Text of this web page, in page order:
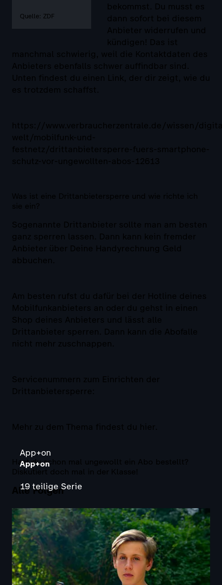
Quelle: ZDF
bekommst. Du musst es
dann sofort bei diesem
Anbieter widerrufen und
kündigen! Das ist
manchmal schwierig, weil die Kontaktdaten des
Anbieters ebenfalls schwer auffindbar sind.
Unten findest du einen Link, der dir zeigt, wie du
es trotzdem schaffst.
https://www.verbraucherzentrale.de/wissen/
welt/mobilfunk-und-
festnetz/drittanbietersperre-fuers-smartphone-
schutz-vor-ungewollten-abos-12613
Was ist eine Drittanbietersperre und wie richte ich
sie ein?
Sogenannte Drittanbieter sollte man am besten
ganz sperren lassen. Dann kann kein fremder
Anbieter über Deine Handyrechnung Geld
abbuchen.
Am besten rufst du dafür bei der Hotline deines
Mobilfunkanbieters an oder du gehst in einen
Shop deines Anbieters und lässt alle
Drittanbieter sperren. Dann kann die Abofalle
nicht mehr zuschnappen.
Servicenummern zum Einrichten der
Drittanbietersperre:
Mehr zu dem Thema findest du hier.
Hast du schon mal ungewollt ein Abo bestellt?
Diskutiert doch mal in der Klasse!
Alle Folgen
App+on
App+on
19 teilige Serie